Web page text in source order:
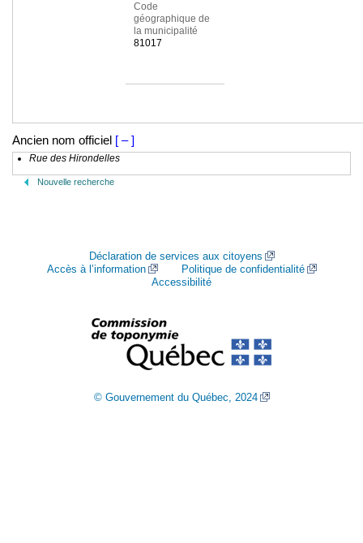
Code
géographique de
la municipalité
81017
Ancien nom officiel [ – ]
Rue des Hirondelles
Nouvelle recherche
Déclaration de services aux citoyens
Accès à l’information
Politique de confidentialité
Accessibilité
© Gouvernement du Québec, 2024